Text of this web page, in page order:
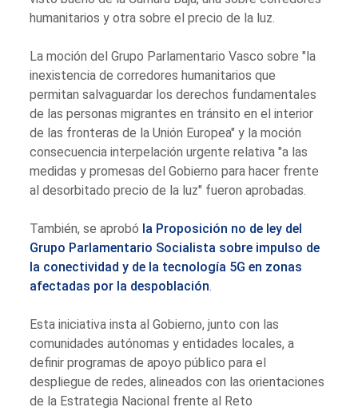
humanitarios y otra sobre el precio de la luz.
La moción del Grupo Parlamentario Vasco sobre "la
inexistencia de corredores humanitarios que
permitan salvaguardar los derechos fundamentales
de las personas migrantes en tránsito en el interior
de las fronteras de la Unión Europea" y la moción
consecuencia interpelación urgente relativa "a las
medidas y promesas del Gobierno para hacer frente
al desorbitado precio de la luz" fueron aprobadas.
También, se aprobó la Proposición no de ley del
Grupo Parlamentario Socialista sobre impulso de
la conectividad y de la tecnología 5G en zonas
afectadas por la despoblación
Esta iniciativa insta al Gobierno, junto con las
comunidades autónomas y entidades locales, a
definir programas de apoyo público para el
despliegue de redes, alineados con las orientaciones
de la Estrategia Nacional frente al Reto